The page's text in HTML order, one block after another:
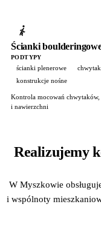
Ścianki
PODTYPY
ścianki plenerowe
konstrukcje nośne
Kontrola mocowań
i nawierzchni
Realizujemy
W Myszkowie
i wspólnoty